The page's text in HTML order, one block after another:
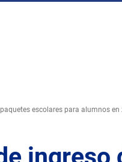
escolares para alumnos en